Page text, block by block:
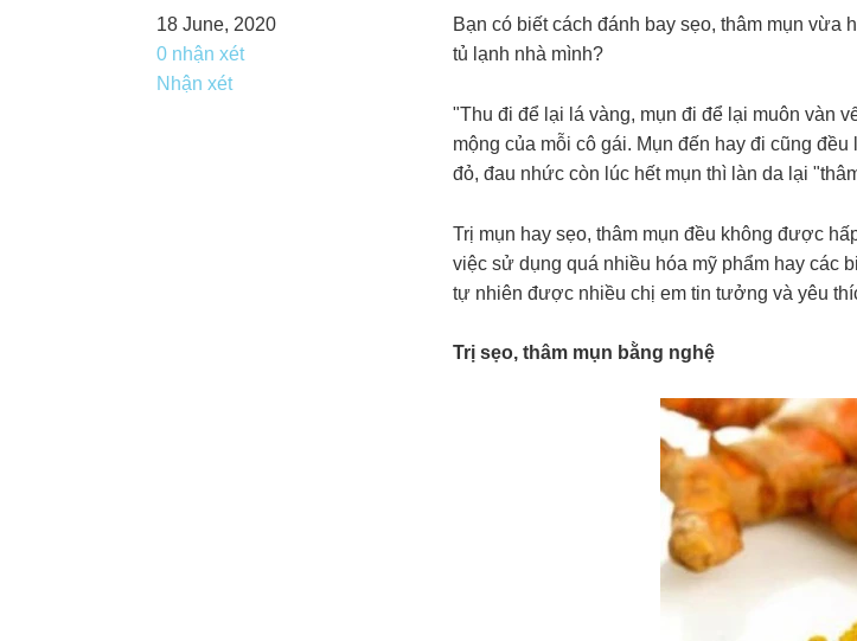
18 June, 2020
0 nhận xét
Nhận xét
Bạn có biết cách đánh bay sẹo, thâm mụn
tủ lạnh nhà mình?
"Thu đi để lại lá vàng, mụn đi để lại muôn vàn
mộng của mỗi cô gái. Mụn đến hay đi cũng
đỏ, đau nhức còn lúc hết mụn thì làn da lại
Trị mụn hay sẹo, thâm mụn đều không được
việc sử dụng quá nhiều hóa mỹ phẩm hay các
tự nhiên được nhiều chị em tin tưởng và yêu
Trị sẹo, thâm mụn bằng nghệ